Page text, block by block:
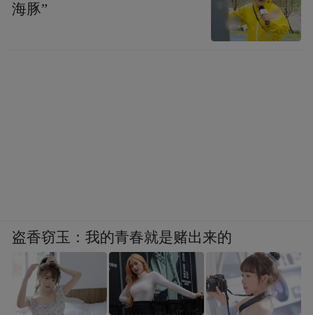
海豚”
盗香窃玉：我的青春就是赌出来的